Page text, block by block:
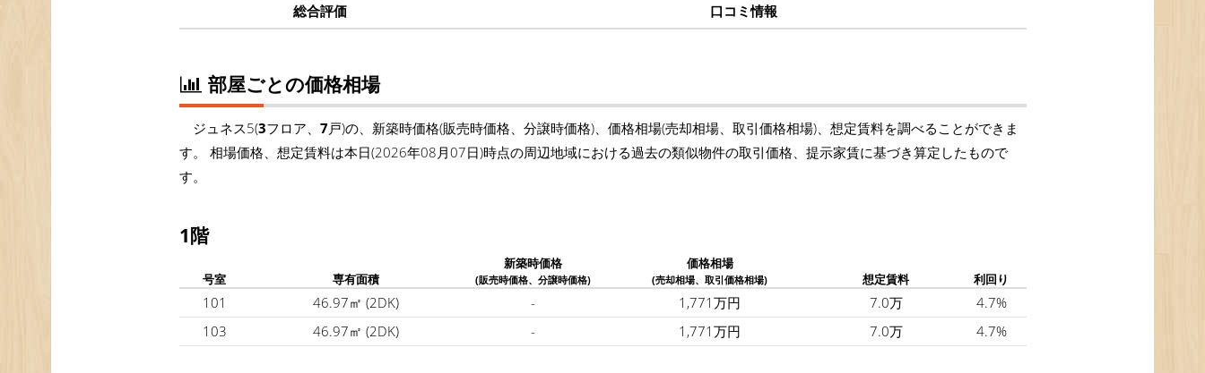
総合評価 口コミ情報
部屋ごとの価格相場
ジュネス5(3フロア、 7戸)の、新築時価格(販売時価格、分譲時価格)、価格相場(売却相場、取引価格相場)、想定賃料を調べることができま
す。 相場価格、想定賃料は本日(2026年08月07日)時点の周辺地域における過去の類似物件の取引価格、提示家賃に基づき算定したもので
す。
1階
号室 専有面積
新築時価格
(販売時価格、分譲時価格)
価格相場
(売却相場、取引価格相場) 想定賃料 利回り
101 46.97㎡ (2DK) - 1,771万円 7.0万
4.7%
103
46.97㎡ (2DK) - 1,771万円 7.0万 4.7%